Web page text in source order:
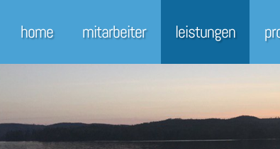
home mitarbeiter leistungen